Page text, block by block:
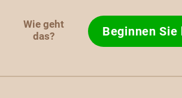
Wie geht
das?
Beginnen Sie